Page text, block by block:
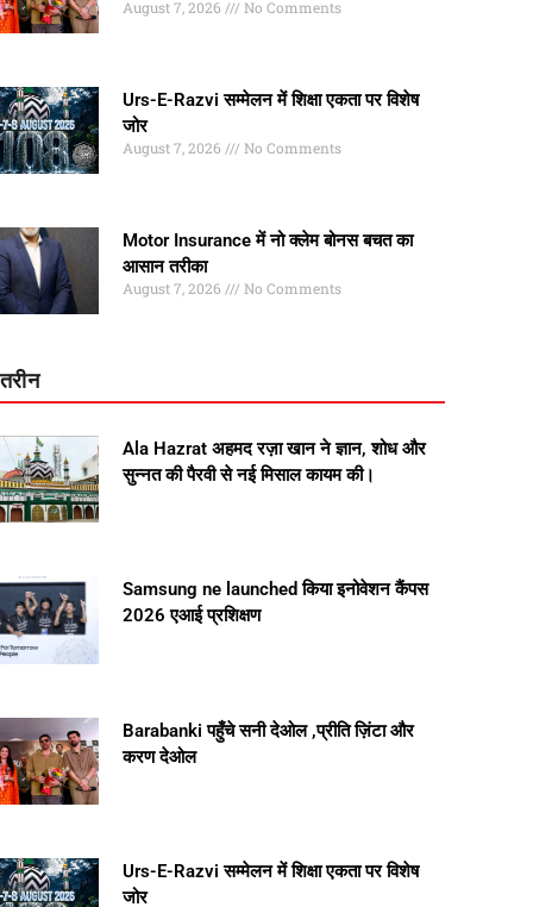
August 7, 2026 No Comments
Urs-E-Razvi सम्मेलन में शिक्षा एकता पर विशेष
जोर
August 7, 2026 No Comments
Motor Insurance में नो क्लेम बोनस बचत का
आसान तरीका
August 7, 2026 No Comments
Ala Hazrat अहमद रज़ा खान ने ज्ञान, शोध और
सुन्नत की पैरवी से नई मिसाल कायम की।
Samsung ne launched किया इनोवेशन कैंपस
2026 एआई प्रशिक्षण
Barabanki पहुँचे सनी देओल ,प्रीति ज़िंटा और
करण देओल
Urs-E-Razvi सम्मेलन में शिक्षा एकता पर विशेष
जोर